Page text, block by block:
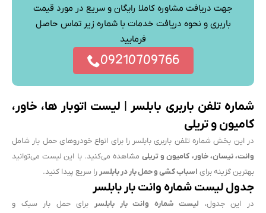
جهت دریافت مشاوره کاملا رایگان و سریع در مورد قیمت
باربری و نحوه دریافت خدمات با شماره زیر تماس حاصل
فرمایید
09210709766
شماره تلفن باربری بابلسر | لیست اتوبار ها، خاور،
کامیون و تریلی
در این بخش شماره تلفن باربری بابلسر را برای انواع خودروهای حمل بار شامل
وانت، نیسان، خاور، کامیون و تریلیمشاهده می‌کنید. با این لیست می‌توانید
بهترین گزینه برای اسباب کشی و حمل بار در بابلسر را سریع پیدا کنید.
جدول لیست شماره وانت بار بابلسر
در این جدول، لیست شماره وانت بار بابلسر برای حمل بار سبک و